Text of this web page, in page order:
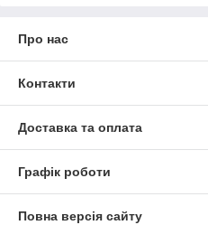
Про нас
Контакти
Доставка та оплата
Графік роботи
Повна версія сайту